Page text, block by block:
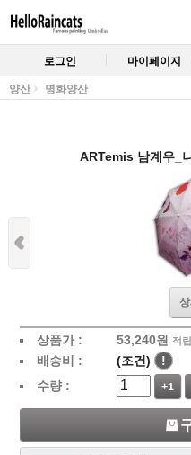
로그인 마이페이지
양산 명화양산
ARTemis 남계우_
상
상품가 : 53,240원 적
배송비 : (조건)
!
수량 :
+1